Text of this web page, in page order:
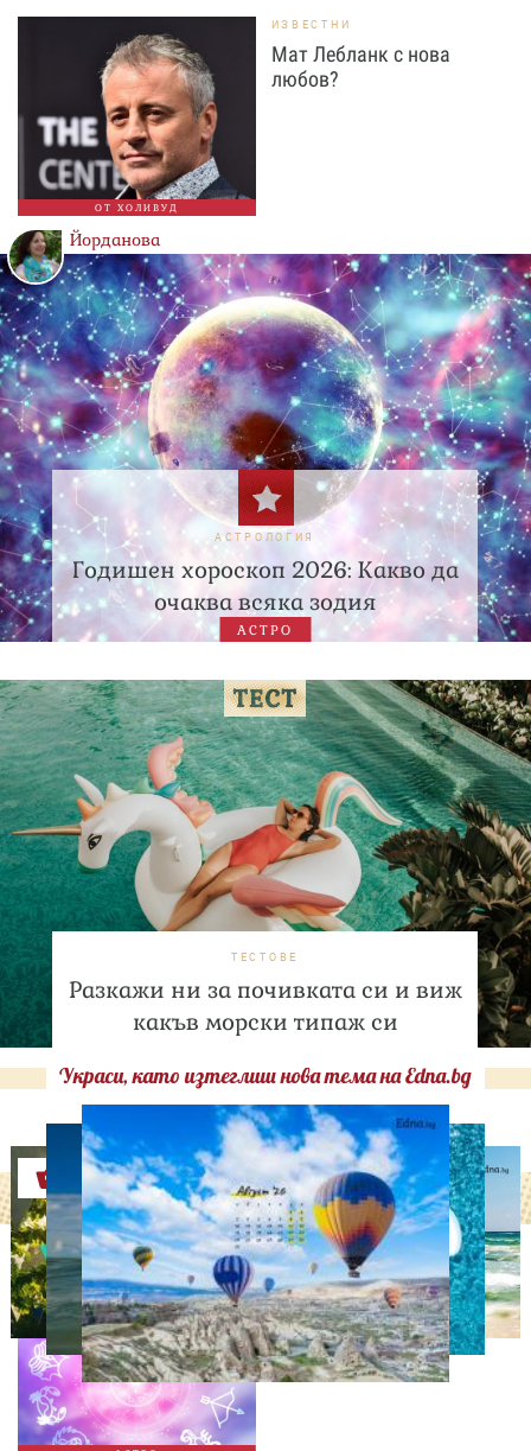
ОТ ХОЛИВУД
ИЗВЕСТНИ
Мат Лебланк с нова
любов?
Йорданова
АСТРОЛОГИЯ
Годишен хороскоп 2026: Какво да
очаква всяка зодия
АСТРО
ТЕСТОВЕ
Разкажи ни за почивката си и виж
какъв морски типаж си
Украси, като изтеглиш нова тема на Edna.bg
Оферти
АСТРОЛОГИЯ
Дневен хороскоп за 7
август, петък